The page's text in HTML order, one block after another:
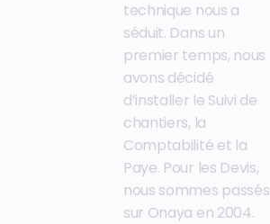
technique nous a
séduit. Dans un
premier temps, nous
avons décidé
d’installer le Suivi de
chantiers, la
Comptabilité et la
Paye. Pour les Devis,
nous sommes passés
sur Onaya en 2004.